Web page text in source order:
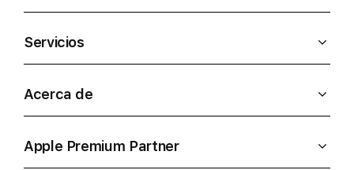
Servicios
Acerca de
Apple Premium Partner